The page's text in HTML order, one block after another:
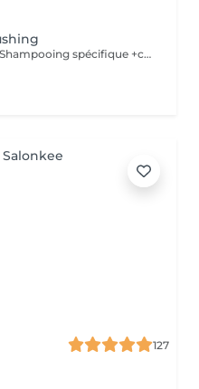
Shampoing + Coupe + Brushing Shampooing spécifique +conditionner offert
127